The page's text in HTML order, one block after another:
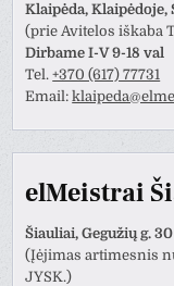
Klaipėda, Klaipėdoje,
(prie Avitelos iškaba
Dirbame I-V 9-18 val
Tel.+370 (617) 77731
Email:
elMeistrai
Šiauliai, Gegužių g.
(Įėjimas artimesnis
JYSK.)